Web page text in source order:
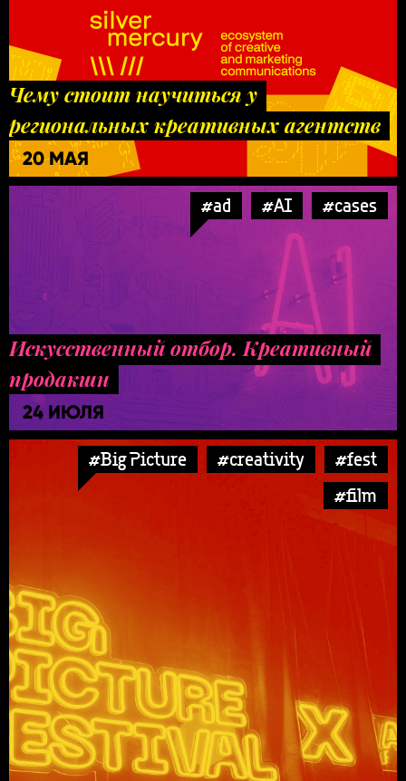
Чему стоит научиться у
региональных креативных агентств
20 МАЯ
#ad #AI #cases
Искусственный отбор. Креативный
продакшн
24 ИЮЛЯ
#Big Picture #creativity
#fest
#film